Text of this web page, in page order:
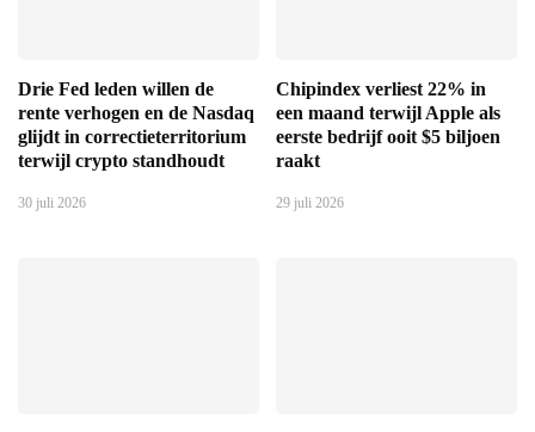
Drie Fed leden willen de
rente verhogen en de Nasdaq
glijdt in correctieterritorium
terwijl crypto standhoudt
30 juli 2026
Chipindex verliest 22% in
een maand terwijl Apple als
eerste bedrijf ooit $5 biljoen
raakt
29 juli 2026